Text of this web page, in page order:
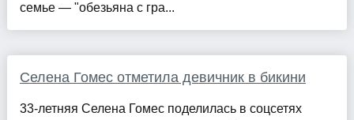
семье — "обезьяна с гра...
Селена Гомес отметила девичник в бикини
33-летняя Селена Гомес поделилась в соцсетях